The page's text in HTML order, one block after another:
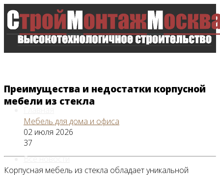
Все новости
Преимущества и недостатки корпусной
мебели из стекла
Мебель для дома и офиса
02 июля 2026
37
Корпусная мебель из стекла обладает уникальной